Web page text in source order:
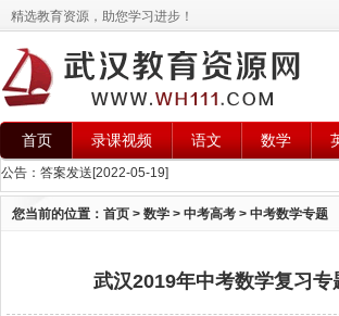
精选教育资源，助您学习进步！
首页 录课视频 语文 数学
公告： 答案发送 [2022-05-19]
您当前的位置： 首页 > 数学 > 中考高考 > 中考数学专题
武汉2019年中考数学复习专